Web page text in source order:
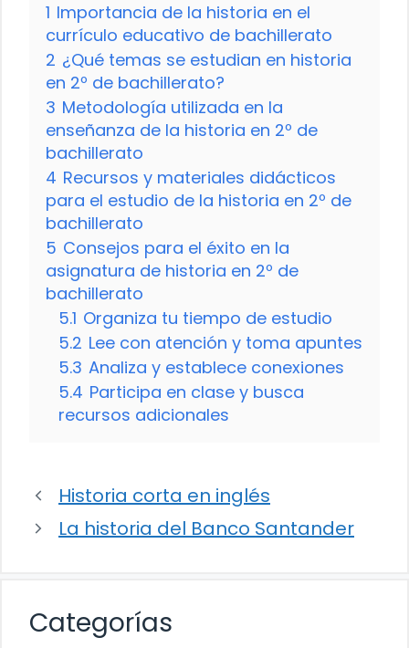
1 Importancia de la historia en el
currículo educativo de bachillerato
2 ¿Qué temas se estudian en historia
en 2º de bachillerato?
3 Metodología utilizada en la
enseñanza de la historia en 2º de
bachillerato
4 Recursos y materiales didácticos
para el estudio de la historia en 2º de
bachillerato
5 Consejos para el éxito en la
asignatura de historia en 2º de
bachillerato
5.1 Organiza tu tiempo de estudio
5.2 Lee con atención y toma apuntes
5.3 Analiza y establece conexiones
5.4 Participa en clase y busca
recursos adicionales
Historia corta en inglés
La historia del Banco Santander
Categorías